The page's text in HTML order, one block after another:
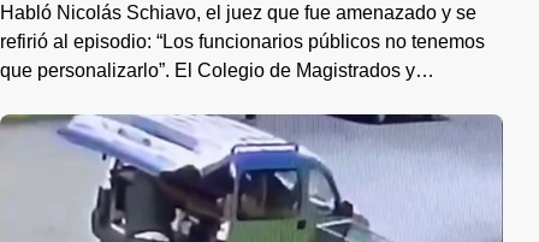
Habló Nicolás Schiavo, el juez que fue amenazado y se
refirió al episodio: “Los funcionarios públicos no tenemos
que personalizarlo”. El Colegio de Magistrados y
en represalia por la detención de integrantes de una
organización narco.